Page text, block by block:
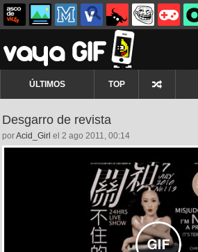
ÚLTIMOS TOP
Desgarro de revista
porAcid_Girl el 2 ago 2011, 00:14